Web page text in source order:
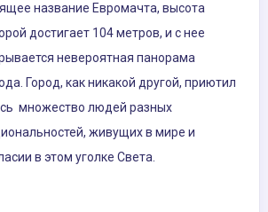
название Евромачта, высота
достигает 104 метров, и с нее
невероятная панорама
Город, как никакой другой, приютил
множество людей разных
живущих в мире и
в этом уголке Света.